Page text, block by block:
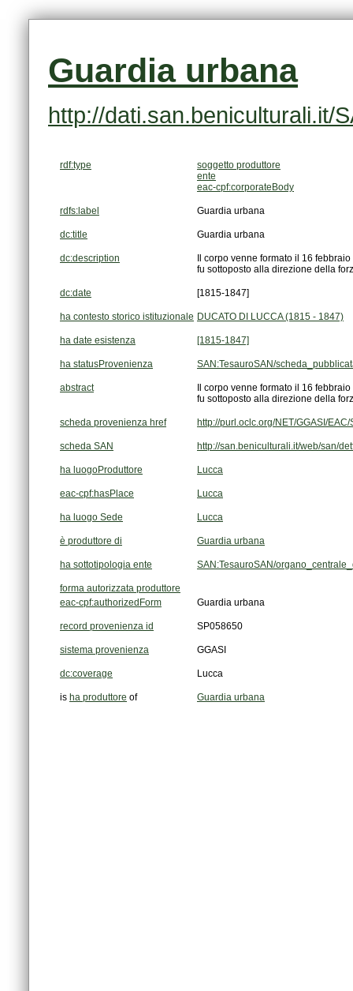
Guardia urbana
http://dati.san.beniculturali.it/
rdf:type
soggetto produttore
ente
eac-cpf:corporateBody
rdfs:label Guardia urbana
dc:title Guardia urbana
dc:description
fu sottoposto alla direzione della
dc:date [1815-1847]
ha contesto storico istituzionale DUCATO DI LUCCA (1815 - 1847)
ha date esistenza [1815-1847]
ha statusProvenienza SAN:TesauroSAN/
abstract
fu sottoposto alla direzione della
scheda provenienza href http://purl.oclc.org/NET/GGASI/
scheda SAN http://san.beniculturali.it/web/san/
ha luogoProduttore Lucca
eac-cpf:hasPlace Lucca
ha luogo Sede Lucca
è produttore di Guardia urbana
ha sottotipologia ente SAN:TesauroSAN/
forma autorizzata produttore
eac-cpf:authorizedForm
Guardia urbana
record provenienza id SP058650
sistema provenienza GGASI
dc:coverage Lucca
is ha produttore of Guardia urbana